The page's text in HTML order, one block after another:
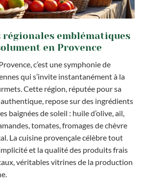
régionales emblématiques
en Provence
c’est une symphonie de
qui s’invite instantanément à la
Cette région, réputée pour sa
repose sur des ingrédients
baignées de soleil : huile d’olive, ail,
tomates, fromages de chèvre
La cuisine provençale célèbre tout
et la qualité des produits frais
véritables vitrines de la production